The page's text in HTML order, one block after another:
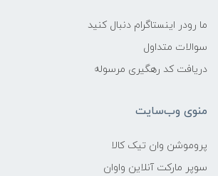
ما رودر اینستاگرام دنبال کنید
سوالات متداول
دریافت کد رهگیری مرسوله
منوی وب‌سایت
پروموشن وان تیک کالا
سوپر مارکت آنلاین واوان